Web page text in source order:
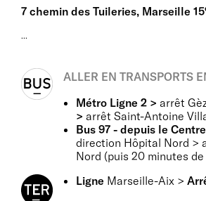
7 chemin des Tuileries, Marseille 15
...
ALLER EN TRANSPORTS
Métro Ligne 2 > arrêt
> arrêt Saint-Antoine
Bus 97 - depuis le
direction Hôpital Nord >
Nord (puis 20 minutes de
Ligne Marseille-Aix >